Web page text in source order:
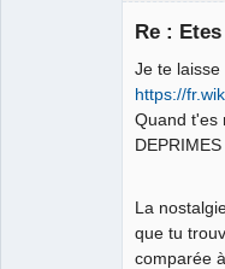
Re :
Je te laisse
https://
Quand t'es
DEPRIMES
La
que tu
comparée